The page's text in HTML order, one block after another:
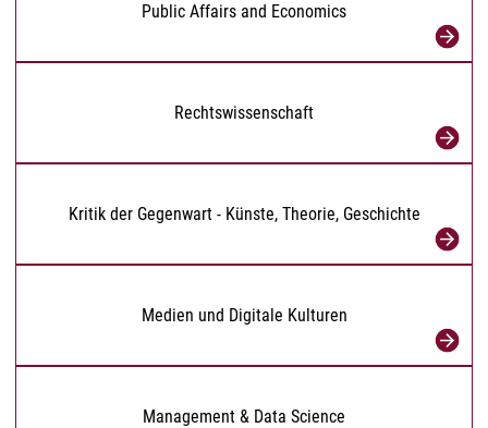
Public Affairs and Economics
Rechtswissenschaft
Kritik der Gegenwart - Künste, Theorie, Geschichte
Medien und Digitale Kulturen
Management & Data Science